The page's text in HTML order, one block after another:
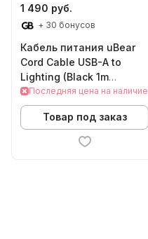
1 490 руб.
+ 30 бонусов
Кабель питания uBear
Cord Cable USB-A to
Lighting (Black 1m
DC01BL01-I5)
Последняя цена на наличие
Товар под заказ